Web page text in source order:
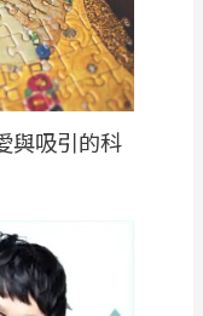
與吸引的科